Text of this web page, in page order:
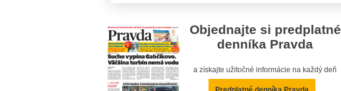
Objednajte si predplatné
denníka Pravda
a získajte užitočné informácie na každý deň